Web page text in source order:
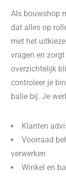
Als bouwshop
dat alles op
met het
vragen en
overzichtelijk
controleer je
balie bij. Je
Klanten
Voorraad
verwerken
Winkel en